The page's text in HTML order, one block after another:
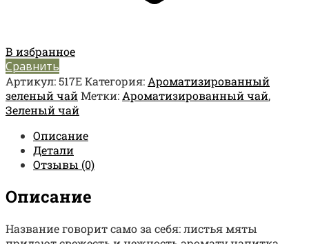
В избранное
Сравнить
Артикул:517ЕКатегория: Ароматизированный
зеленый чай Метки: Ароматизированный чай,
Зеленый чай
Описание
Детали
Отзывы (0)
Описание
Название говорит само за себя: листья мяты